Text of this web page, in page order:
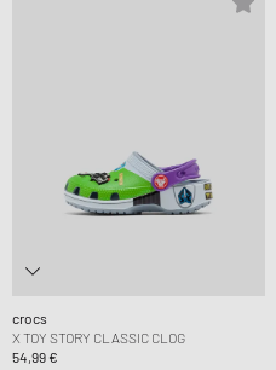
crocs
X TOY STORY CLASSIC CLOG
54,99 €